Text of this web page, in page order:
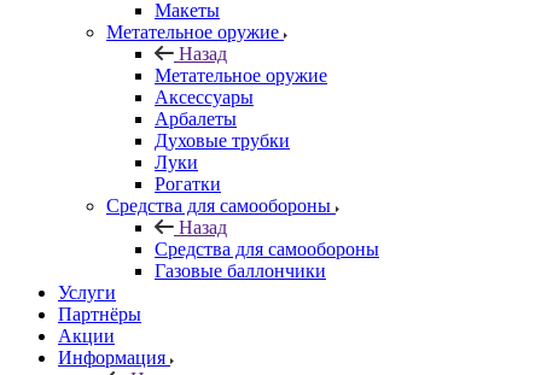
Макеты
Метательное оружие
Назад
Метательное оружие
Аксессуары
Арбалеты
Духовые трубки
Луки
Рогатки
Средства для самообороны
Назад
Средства для самообороны
Газовые баллончики
Услуги
Партнёры
Акции
Информация